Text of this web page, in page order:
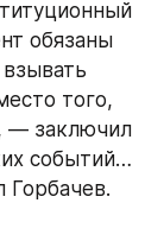
обязаны
того,
— заключил
событий…
Горбачев.